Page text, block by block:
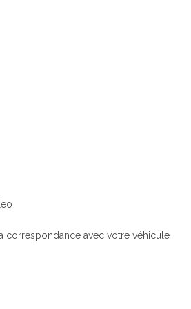
correspondance avec votre véhicule